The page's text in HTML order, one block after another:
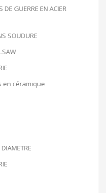
DE GUERRE EN ACIER
SOUDURE
en céramique